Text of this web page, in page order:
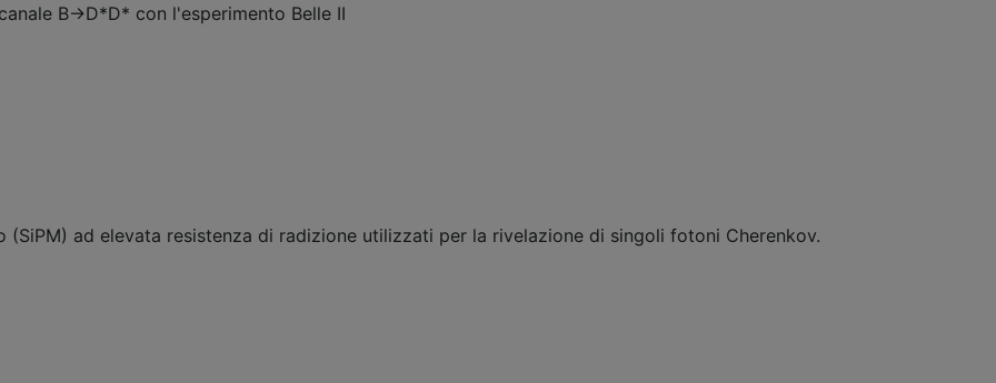
B→D*D* con l'esperimento Belle II
ad elevata resistenza di radizione utilizzati per la rivelazione di singoli fotoni Cherenkov.